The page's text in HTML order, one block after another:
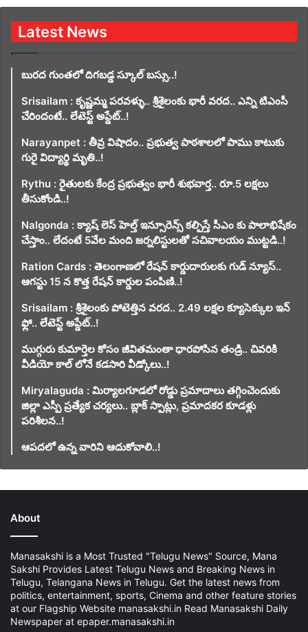
Latest News
బురద గుంతలో దిగబడ్డ స్కూల్ బస్సు..!
Srisailam : కృష్ణమ్మ పరవళ్ళు.. శ్రీశైలంకు భారీ వరద.. ఎన్ని టిఎంసీ
చేరిందంటే.. లేటెస్ట్ అప్డేట్..!
Narayanpet : తీవ్ర విషాదం.. ప్రభుత్వ పాఠశాలలో పాము కాటుకు
గురై విద్యార్థి మృతి..!
Rythu : రైతులకు కేంద్ర ప్రభుత్వం భారీ శుభవార్త.. రూ.5 లక్షలు
తీసుకోండి..!
Nalgonda : క్యాష్ లెస్ హెల్త్ ఇన్సూరెన్స్ కల్పిస్తే సీఎం కు పాలాభిషేకం
చేస్తాం.. లేదంటే 5వేల మంది జర్నలిస్టులతో సచివాలయం ముట్టడి..!
Ration Cards : తెలంగాణలో రేషన్ కార్డుదారులకు గుడ్ న్యూస్..
ఆగస్టు 15 న కొత్త రేషన్ కార్డుల పంపిణి..!
Srisailam : శ్రీశైలంకు పోటెత్తిన వరద.. 2.49 లక్షల క్యూసెక్కుల ఇన్
ఫ్లో.. లేటెస్ట్ అప్డేట్..!
ముగ్గురు కుమార్తెల కోసం జీవితమంతా ధారపోసిన తండ్రి.. చివరికి
వీడియో కాల్ లోనే కడసారి వీడ్కోలు..!
Miryalaguda : మిర్యాలగూడలో రోడ్డు ప్రమాదాలు తగ్గించెందుకు
జిల్లా ఎస్పీ ప్రత్యేక చర్యలు.. బ్లాక్ స్పాట్లు, ప్రమాదకర కూడళ్లు
పరిశీలన..!
ఆపదలో ఉన్న వారిని ఆదుకోవాలి..!
About
Manasakshi is a Most Trusted "Telugu News" Source, Mana
Sakshi Provides Latest Telugu News and Breaking News in
Telugu, Telangana News in Telugu. Get the latest news from
politics, entertainment, sports, Cinema and other feature stories
at our Flagship Website manasakshi.in Read Manasakshi Daily
Newspaper at epaper.manasakshi.in